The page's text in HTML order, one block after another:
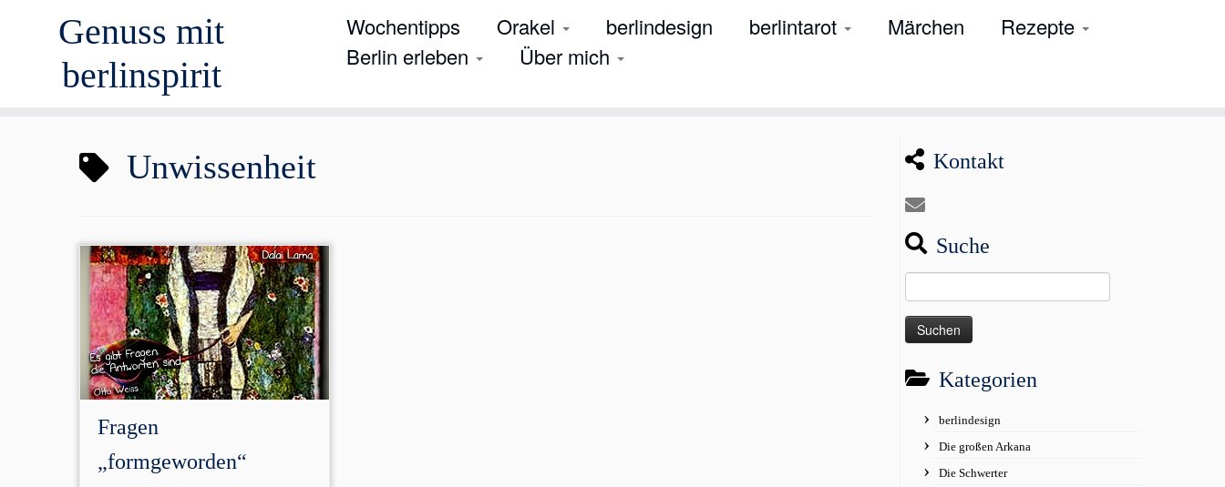
Genuss mit
berlinspirit
Wochentipps Orakel berlindesign berlintarot Märchen
Rezepte
Berlin erleben
Über mich
Unwissenheit
Fragen
„formgeworden“
Kontakt
Suche
nach:
Kategorien
berlindesign
Die großen Arkana
Die Schwerter